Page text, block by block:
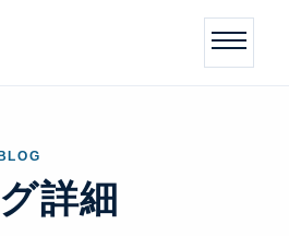
BLOG
詳細